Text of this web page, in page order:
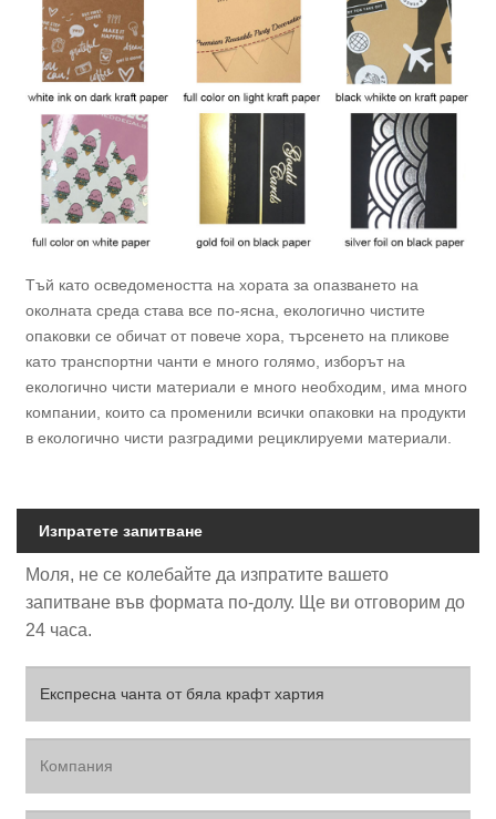
Тъй като осведомеността на хората за опазването на
околната среда става все по-ясна, екологично чистите
опаковки се обичат от повече хора, търсенето на пликове
като транспортни чанти е много голямо, изборът на
екологично чисти материали е много необходим, има много
компании, които са променили всички опаковки на продукти
в екологично чисти разградими рециклируеми материали.
Изпратете запитване
Моля, не се колебайте да изпратите вашето
запитване във формата по-долу. Ще ви отговорим до
24 часа.